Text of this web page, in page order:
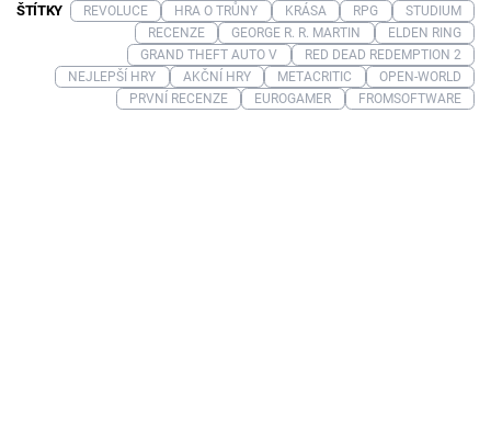
ŠTÍTKY REVOLUCE HRA O TRŮNY KRÁSA RPG
STUDIUM
RECENZE
GEORGE R. R. MARTIN
ELDEN RING
GRAND THEFT AUTO V
RED DEAD REDEMPTION 2
NEJLEPŠÍ HRY
AKČNÍ HRY METACRITIC
OPEN-WORLD
PRVNÍ RECENZE
EUROGAMER FROMSOFTWARE